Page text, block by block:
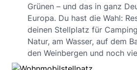
Grünen – und das in ganz
Europa. Du hast die Wahl:
deinen Stellplatz für
Natur, am Wasser, auf dem
den Weinbergen und noch